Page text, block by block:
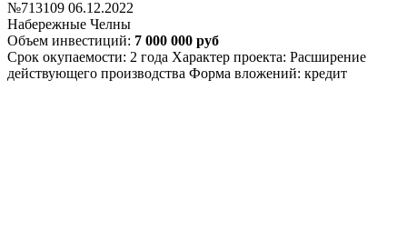
№713109 06.12.2022
Набережные Челны
Объем инвестиций: 7 000 000 руб
Срок окупаемости: 2 года Характер проекта: Расширение
действующего производства Форма вложений: кредит